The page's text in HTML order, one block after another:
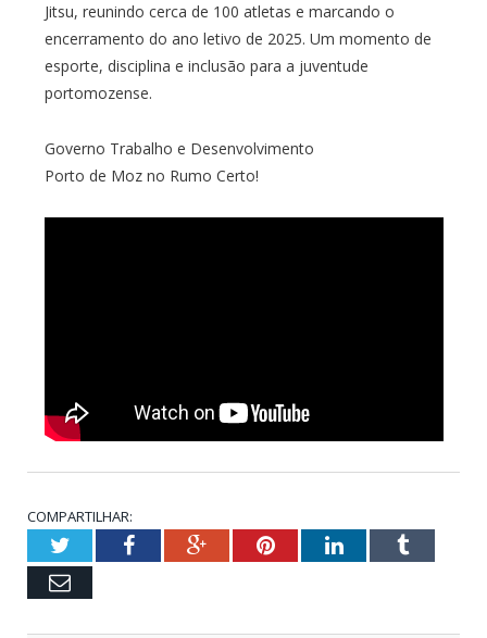
Jitsu, reunindo cerca de 100 atletas e marcando o
encerramento do ano letivo de 2025. Um momento de
esporte, disciplina e inclusão para a juventude
portomozense.
Governo Trabalho e Desenvolvimento
Porto de Moz no Rumo Certo!
COMPARTILHAR:
TwitterFacebookGoogle+PinterestLinkedInTumblr
Email